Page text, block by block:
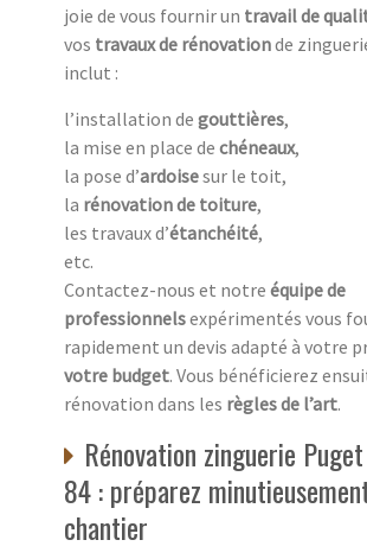
joie de vous fournir un travail de
vos travaux de rénovationde
inclut :
l’installation de gouttières,
la mise en place de chéneaux,
la pose d’ardoisesur le toit,
la rénovation de toiture,
les travaux d’étanchéité,
etc.
Contactez-nous et notre équipe de
professionnelsexpérimentés vous
rapidement un devis adapté à votre
votre budget. Vous bénéficierez
rénovation dans les règles de l’art.
Rénovation zinguerie
84 : préparez
chantier